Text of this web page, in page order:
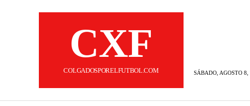
CXF
COLGADOSPORELFUTBOL.COM SÁBADO, AGOSTO 8,